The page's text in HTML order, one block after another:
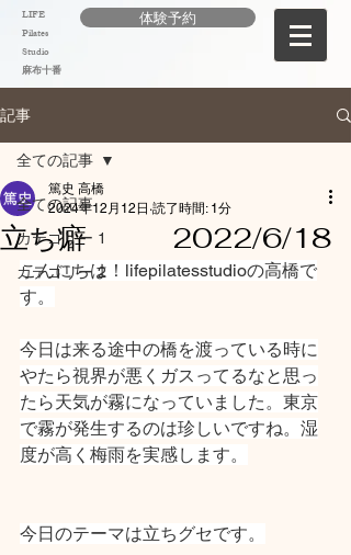
LIFE
Pilates
Studio
麻布十番
体験予約
記事
全ての記事
カテゴリー 1
カテゴリー 2
全ての記事
立ち癖 2022/6/18
篤史 高橋
2024年12月12日 読了時間: 1分
こんにちは！lifepilatesstudioの高橋で
す。
今日は来る途中の橋を渡っている時に
やたら視界が悪くガスってるなと思っ
たら天気が霧になっていました。東京
で霧が発生するのは珍しいですね。湿
度が高く梅雨を実感します。
今日のテーマは立ちグセです。